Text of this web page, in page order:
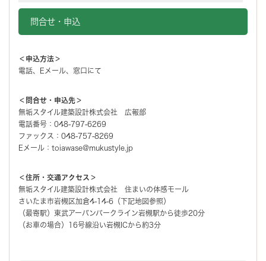
問合せ・申込
＜申込方法＞
電話、Eメール、窓口にて
＜問合せ・申込先＞
無垢スタイル建築設計株式会社 広報部
電話番号：048-797-6269
ファックス：048-757-8269
Eメール：toiawase@mukustyle.jp
＜住所・交通アクセス＞
無垢スタイル建築設計株式会社 住まいの体感モール
さいたま市岩槻区加倉4-14-6（下記地図参照）
（最寄駅）東武アーバンパークライン岩槻駅から徒歩20分
（お車の場合）16号線沿い岩槻ICから約3分